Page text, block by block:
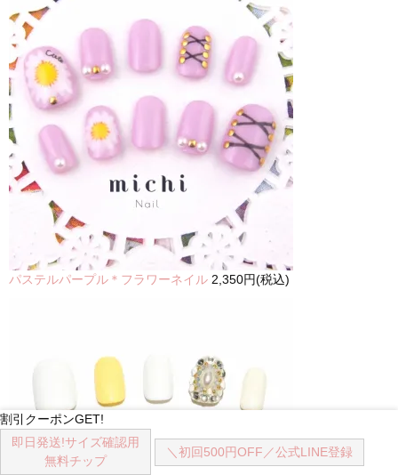
パステルパープル＊フラワーネイル 2,350円(税込)
割引クーポンGET!
即日発送!サイズ確認用
無料チップ
＼初回500円OFF／公式LINE登録